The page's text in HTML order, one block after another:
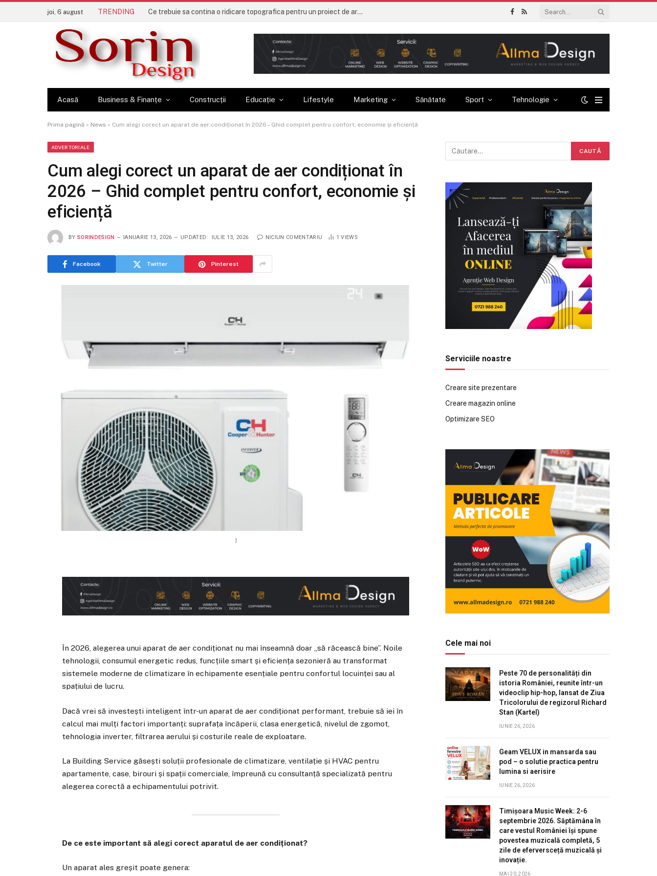
joi, 6 august TRENDING Ce trebuie sa contina o ridicare topografica pentru un proiect de arhitectura
Facebook
RSS
Acasă Business & Finanțe Construcții Educație Lifestyle Marketing Sănătate Sport Tehnologie
Prima pagină » News » Cum alegi corect un aparat de aer condiționat în 2026 – Ghid complet pentru confort, economie și eficiență
ADVERTORIALE
Cum alegi corect un aparat de aer condiționat în
2026 – Ghid complet pentru confort, economie și
eficiență
BY SORINDESIGN IANUARIE 13, 2026 UPDATED: IULIE 13, 2026 NICIUN COMENTARIU 1VIEWS
Facebook Twitter Pinterest
1
În 2026, alegerea unui aparat de aer condiționat nu mai înseamnă doar „să răcească bine”. Noile
tehnologii, consumul energetic redus, funcțiile smart și eficiența sezonieră au transformat
sistemele moderne de climatizare în echipamente esențiale pentru confortul locuinței sau al
spațiului de lucru.
Dacă vrei să investești inteligent într-un aparat de aer condiționat performant, trebuie să iei în
calcul mai mulți factori importanți: suprafața încăperii, clasa energetică, nivelul de zgomot,
tehnologia inverter, filtrarea aerului și costurile reale de exploatare.
La Building Service găsești soluții profesionale de climatizare, ventilație și HVAC pentru
apartamente, case, birouri și spații comerciale, împreună cu consultanță specializată pentru
alegerea corectă a echipamentului potrivit.
De ce este important să alegi corect aparatul de aer condiționat?
Un aparat ales greșit poate genera:
Serviciile noastre
Creare site prezentare
Creare magazin online
Optimizare SEO
Cele mai noi
Peste 70 de personalități din
istoria României, reunite într-un
videoclip hip-hop, lansat de Ziua
Tricolorului de regizorul Richard
Stan (Kartel)
IUNIE 26, 2026
Geam VELUX in mansarda sau
pod – o solutie practica pentru
lumina si aerisire
IUNIE 26, 2026
Timișoara Music Week: 2-6
septembrie 2026. Săptămâna în
care vestul României își spune
povestea muzicală completă, 5
zile de eferversceță muzicală și
inovație.
MAI 20, 2026